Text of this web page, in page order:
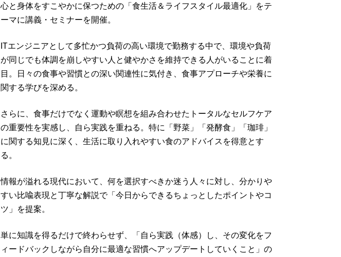
心と身体をすこやかに保つための「食生活＆ライフスタイル最適化」をテ
ーマに講義・セミナーを開催。
ITエンジニアとして多忙かつ負荷の高い環境で勤務する中で、環境や負荷
が同じでも体調を崩しやすい人と健やかさを維持できる人がいることに着
目。日々の食事や習慣との深い関連性に気付き、食事アプローチや栄養に
関する学びを深める。
さらに、食事だけでなく運動や瞑想を組み合わせたトータルなセルフケア
の重要性を実感し、自ら実践を重ねる。特に「野菜」「発酵食」「珈琲」
に関する知見に深く、生活に取り入れやすい食のアドバイスを得意とす
る。
情報が溢れる現代において、何を選択すべきか迷う人々に対し、分かりや
すい比喩表現と丁寧な解説で「今日からできるちょっとしたポイントやコ
ツ」を提案。
単に知識を得るだけで終わらせず、「自ら実践（体感）し、その変化をフ
ィードバックしながら自分に最適な習慣へアップデートしていくこと」の